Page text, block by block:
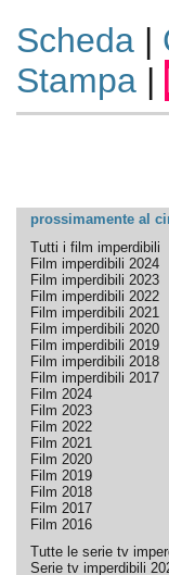
Scheda|
Stampa|
prossimamente al
Tutti i film imperdibili
Film imperdibili 2024
Film imperdibili 2023
Film imperdibili 2022
Film imperdibili 2021
Film imperdibili 2020
Film imperdibili 2019
Film imperdibili 2018
Film imperdibili 2017
Film 2024
Film 2023
Film 2022
Film 2021
Film 2020
Film 2019
Film 2018
Film 2017
Film 2016
Tutte le serie tv
Serie tv imperdibili